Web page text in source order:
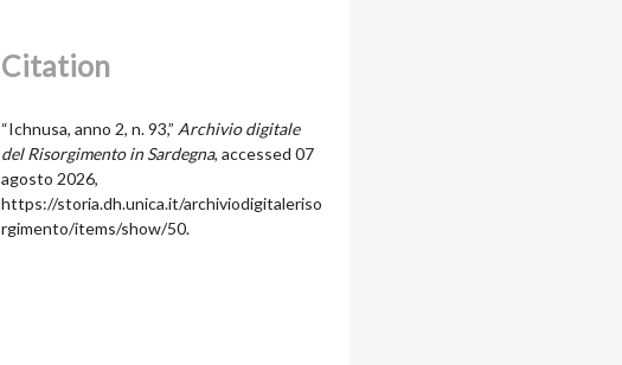
Citation
“Ichnusa, anno 2, n. 93,” Archivio digitale
del Risorgimento in Sardegna, accessed 07
agosto 2026,
https://storia.dh.unica.it/archiviodigitaleriso
rgimento/items/show/50.